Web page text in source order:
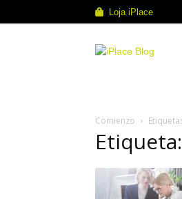
Loja iPlace
Comienzo